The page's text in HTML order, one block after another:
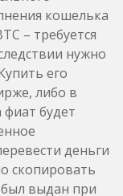
кошелька
– требуется
нужно
его
либо в
будет
деньги
скопировать
выдан при